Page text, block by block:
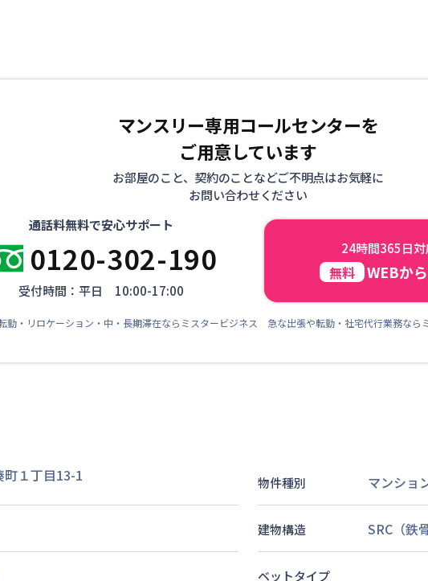
マンスリー専用コールセンターを
ご用意しています
お部屋のこと、契約のことなどご不明点はお気軽に
お問い合わせください
通話料無料で安心サポート
0120-302-190
受付時間：平日 10:00-17:00
24時間365日対
無料 WEBか
勤・リロケーション・中・長期滞在ならミスタービジネス 急な出張や転勤・社宅代行業務なら
１丁目13-1 物件種別 マンショ
建物構造 SRC（鉄
ベットタイプ